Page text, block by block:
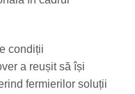
condiții
a reușit să își
fermierilor soluții